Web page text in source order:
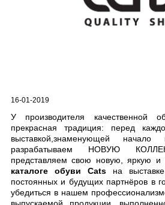
16-01-2019
У производителя качественной
прекрасная традиция: перед
выставкой,знаменующей
разрабатываем НОВУЮ
представляем свою новую, яркую и
каталоге обуви Cats на
постоянных и будущих партнёров в
убедиться в нашем
выпускаемой продукции,